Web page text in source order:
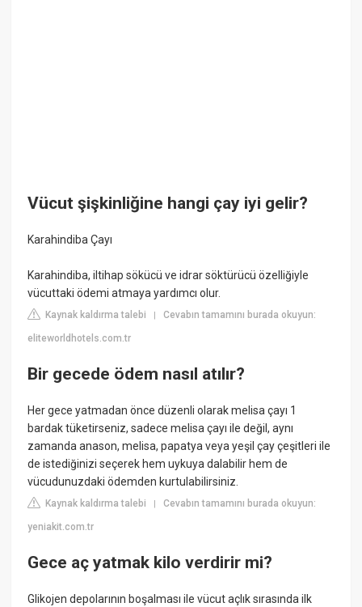
Vücut şişkinliğine hangi çay iyi gelir?
Karahindiba Çayı
Karahindiba, iltihap sökücü ve idrar söktürücü özelliğiyle
vücuttaki ödemi atmaya yardımcı olur.
Kaynak kaldırma talebi |Cevabın tamamını burada okuyun:
eliteworldhotels.com.tr
Bir gecede ödem nasıl atılır?
Her gece yatmadan önce düzenli olarak melisa çayı 1
bardak tüketirseniz, sadece melisa çayı ile değil, aynı
zamanda anason, melisa, papatya veya yeşil çay çeşitleri ile
de istediğinizi seçerek hem uykuya dalabilir hem de
vücudunuzdaki ödemden kurtulabilirsiniz.
Kaynak kaldırma talebi |Cevabın tamamını burada okuyun:
yeniakit.com.tr
Gece aç yatmak kilo verdirir mi?
Glikojen depolarının boşalması ile vücut açlık sırasında ilk